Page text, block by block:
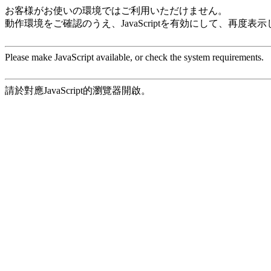
お客様がお使いの環境ではご利用いただけません。
動作環境をご確認のうえ、JavaScriptを有効にして、再度表示
Please make JavaScript available, or check the system requirements.
請於對應JavaScript的瀏覽器開啟。